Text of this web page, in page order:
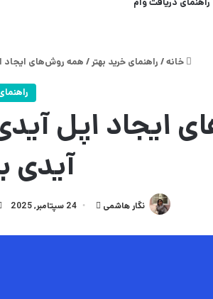
خانه/ راهنمای خرید بهتر/ همه روش‌های ایجاد
ایجاد اپل
آیدی
نگار هاشمی
ارسال
ایمیل
24 سپتامبر, 2025